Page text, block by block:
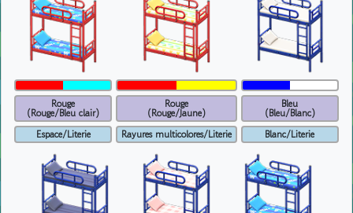
Rouge
(Rouge/Bleu clair)
Espace/Literie
Rouge
(Rouge/Jaune)
Rayures multicolores/Literie
Bleu
(Bleu/Blanc)
Blanc/Literie